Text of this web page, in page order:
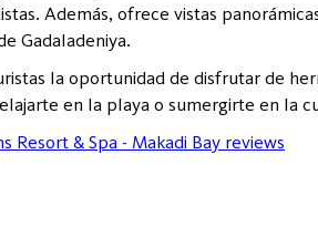
Además, ofrece vistas
Gadaladeniya.
la oportunidad de disfrutar de
en la playa o sumergirte en la
Resort & Spa - Makadi Bay reviews